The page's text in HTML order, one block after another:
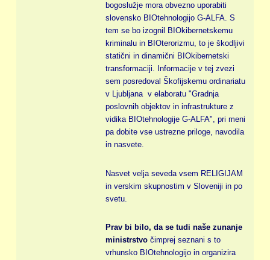
bogoslužje mora obvezno uporabiti
slovensko BIOtehnologijo G-ALFA. S
tem se bo izognil BIOkibernetskemu
kriminalu in BIOterorizmu, to je škodljivi
statični in dinamični BIOkibernetski
transformaciji. Informacije v tej zvezi
sem posredoval Škofijskemu ordinariatu
v Ljubljana v elaboratu "Gradnja
poslovnih objektov in infrastrukture z
vidika BIOtehnologije G-ALFA", pri meni
pa dobite vse ustrezne priloge, navodila
in nasvete.
Nasvet velja seveda vsem RELIGIJAM
in verskim skupnostim v Sloveniji in po
svetu.
Prav bi bilo, da se tudi naše zunanje
ministrstvočimprej seznani s to
vrhunsko BIOtehnologijo in organizira